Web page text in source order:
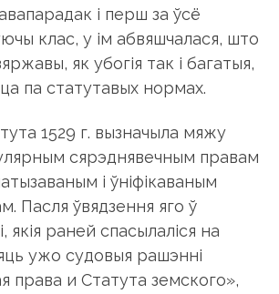
і перш за ўсё
клас, у ім абвяшчалася, што
як убогія так і багатыя,
па статутавых нормах.
1529 г. вызначыла мяжу
сярэднявечным правам
і ўніфікаваным
Пасля ўвядзення яго ў
якія раней спасылаліся на
ужо судовыя рашэнні
права и Статута земского»,